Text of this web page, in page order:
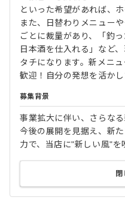
といった希望があれば、
また、日替わりメニュー
ごとに裁量があり、「釣
日本酒を仕入れる」など
タチになります。新メニ
歓迎！自分の発想を活かし
募集背景
事業拡大に伴い、さらな
今後の展開を見据え、新
力で、当店に"新しい風"を
閉